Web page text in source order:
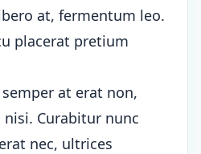
at, fermentum leo.
placerat pretium
at erat non,
Curabitur nunc
nec, ultrices